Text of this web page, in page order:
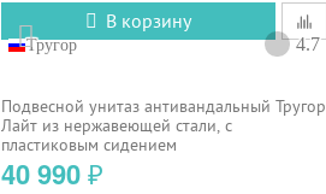
В корзину
Тругор 4.7
Подвесной унитаз антивандальный Тругор
Лайт из нержавеющей стали, с
пластиковым сидением
40 990 ₽